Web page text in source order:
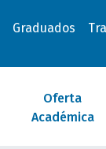
Graduados
Oferta
Académica